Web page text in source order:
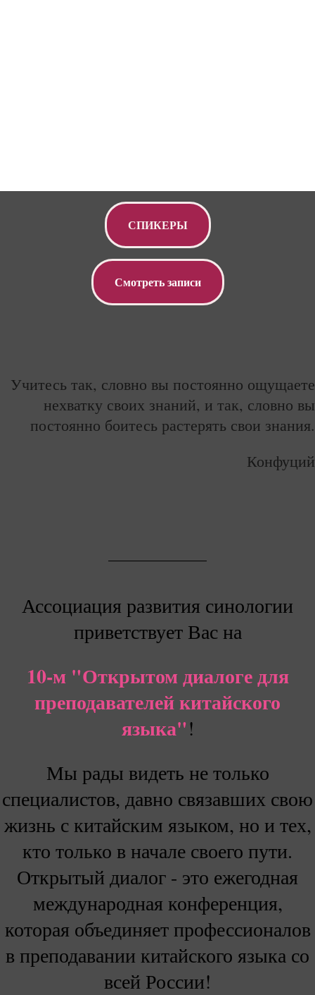
СПИКЕРЫ
Смотреть записи
Учитесь так, словно вы постоянно ощущаете
нехватку своих знаний, и так, словно вы
постоянно боитесь растерять свои знания.
Конфуций
Ассоциация развития синологии
приветствует Вас на
10-м "Открытом диалоге для
преподавателей китайского
языка"!
Мы рады видеть не только
специалистов, давно связавших свою
жизнь с китайским языком, но и тех,
кто только в начале своего пути.
Открытый диалог - это ежегодная
международная конференция,
которая объединяет профессионалов
в преподавании китайского языка со
всей России!